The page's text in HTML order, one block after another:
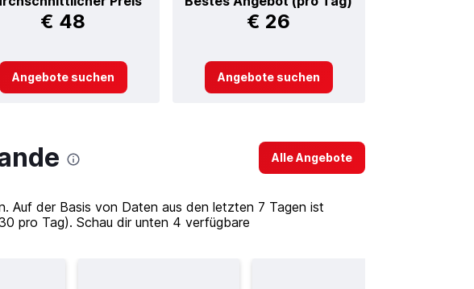
€ 48 € 26
Angebote suchen Angebote suchen
Alle Angebote
Auf der Basis von Daten aus den letzten 7 Tagen ist
pro Tag). Schau dir unten 4 verfügbare